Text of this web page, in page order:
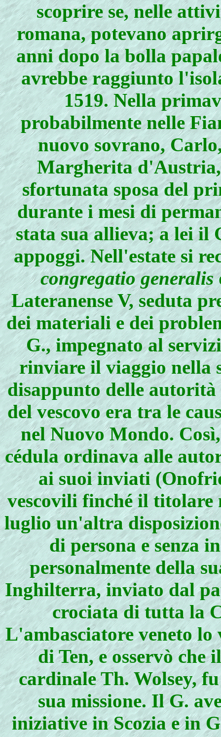
scoprire se, nelle
romana, potevano
anni dopo la bolla
avrebbe raggiunto
1519. Nella
probabilmente nelle
nuovo sovrano,
Margherita d'Austria,
sfortunata sposa del
durante i mesi di
stata sua allieva; a lei il
appoggi. Nell'estate si
congregatio generalis
Lateranense V, seduta
dei materiali e dei
G., impegnato al
rinviare il viaggio nella
disappunto delle autorità
del vescovo era tra le
nel Nuovo Mondo.
cédula ordinava alle
ai suoi inviati
vescovili finché il titolare
luglio un'altra
di persona e senza
personalmente della
Inghilterra, inviato dal
crociata di tutta la
L'ambasciatore veneto
di Ten, e osservò
cardinale Th. Wolsey,
sua missione. Il G.
iniziative in Scozia e in